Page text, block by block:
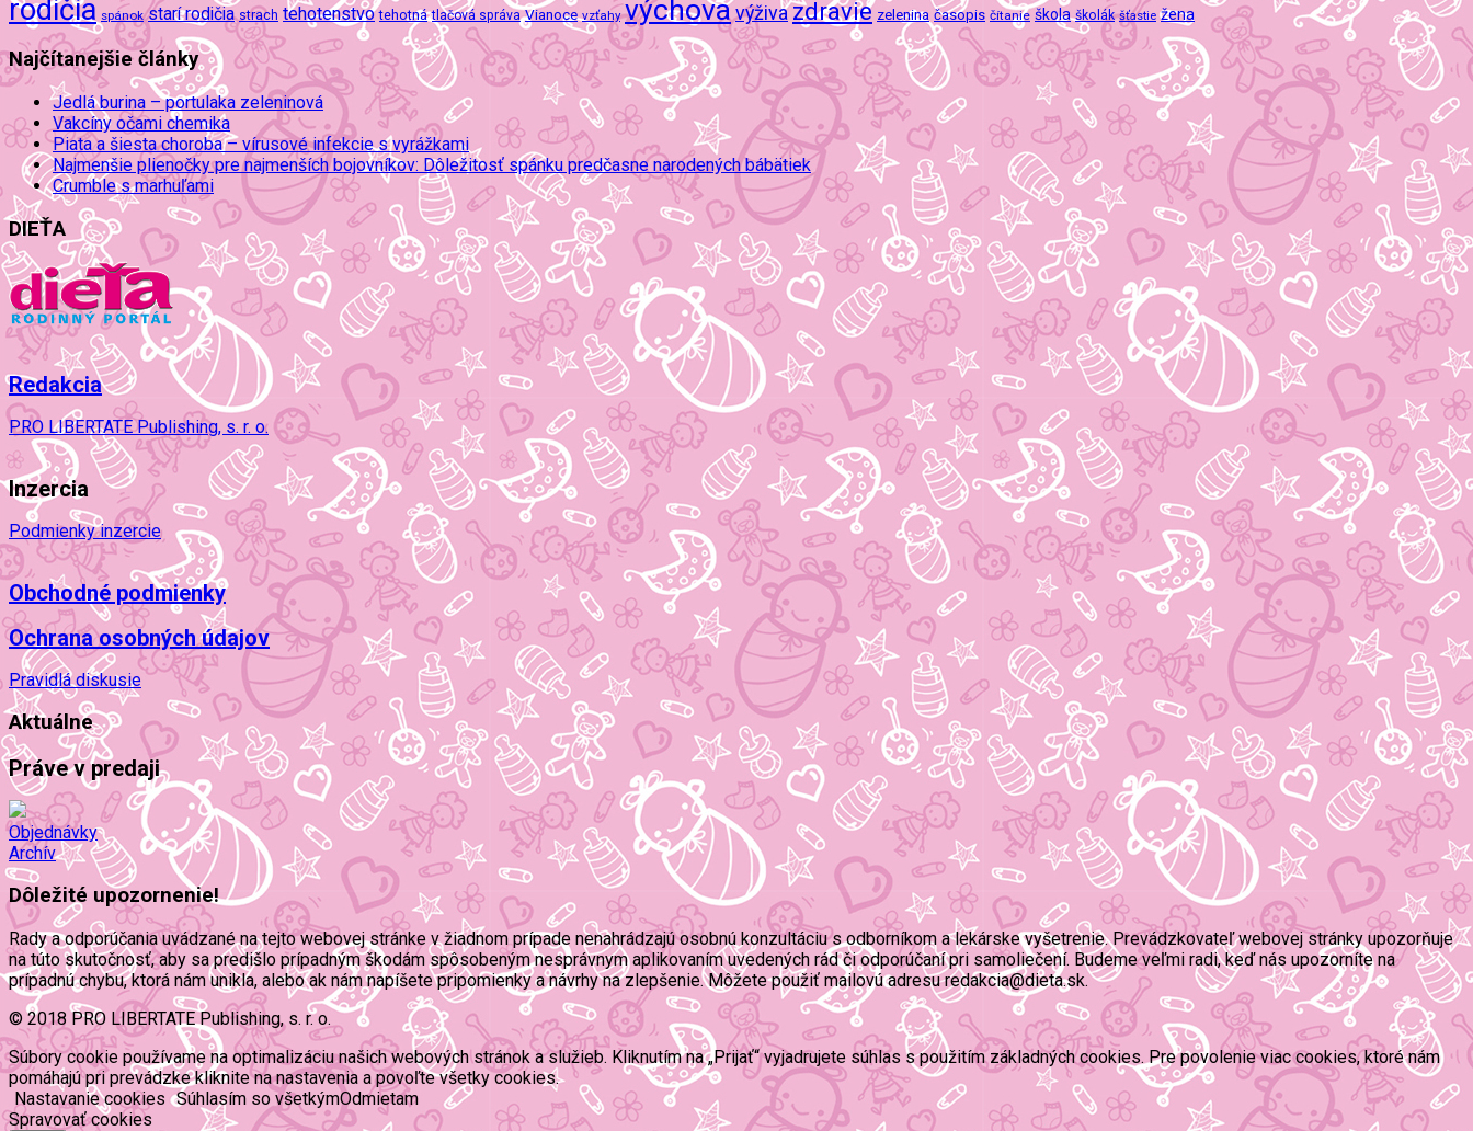
rodičia spánok starí rodičia strach tehotenstvo tehotná tlačová správa Vianoce vzťahy výchovavýživazdravie zelenina časopis čítanie škola školák šťastie žena
Najčítanejšie články
Jedlá burina – portulaka zeleninová
Vakcíny očami chemika
Piata a šiesta choroba – vírusové infekcie s vyrážkami
Najmenšie plienočky pre najmenších bojovníkov: Dôležitosť spánku predčasne narodených bábätiek
Crumble s marhuľami
DIEŤA
Redakcia
PRO LIBERTATE Publishing, s. r. o.
Inzercia
Podmienky inzercie
Obchodné podmienky
Ochrana osobných údajov
Pravidlá diskusie
Aktuálne
Práve v predaji
Objednávky
Archív
Dôležité upozornenie!
Rady a odporúčania uvádzané na tejto webovej stránke v žiadnom prípade nenahrádzajú osobnú konzultáciu s odborníkom a lekárske vyšetrenie. Prevádzkovateľ webovej stránky upozorňuje
na túto skutočnosť, aby sa predišlo prípadným škodám spôsobeným nesprávnym aplikovaním uvedených rád či odporúčaní pri samoliečení. Budeme veľmi radi, keď nás upozorníte na
prípadnú chybu, ktorá nám unikla, alebo ak nám napíšete pripomienky a návrhy na zlepšenie. Môžete použiť mailovú adresu redakcia@dieta.sk.
© 2018 PRO LIBERTATE Publishing, s. r. o.
Súbory cookie používame na optimalizáciu našich webových stránok a služieb. Kliknutím na „Prijať“ vyjadrujete súhlas s použitím základných cookies. Pre povolenie viac cookies, ktoré nám
pomáhajú pri prevádzke kliknite na nastavenia a povoľte všetky cookies.
Nastavanie cookies Súhlasím so všetkýmOdmietam
Spravovať cookies